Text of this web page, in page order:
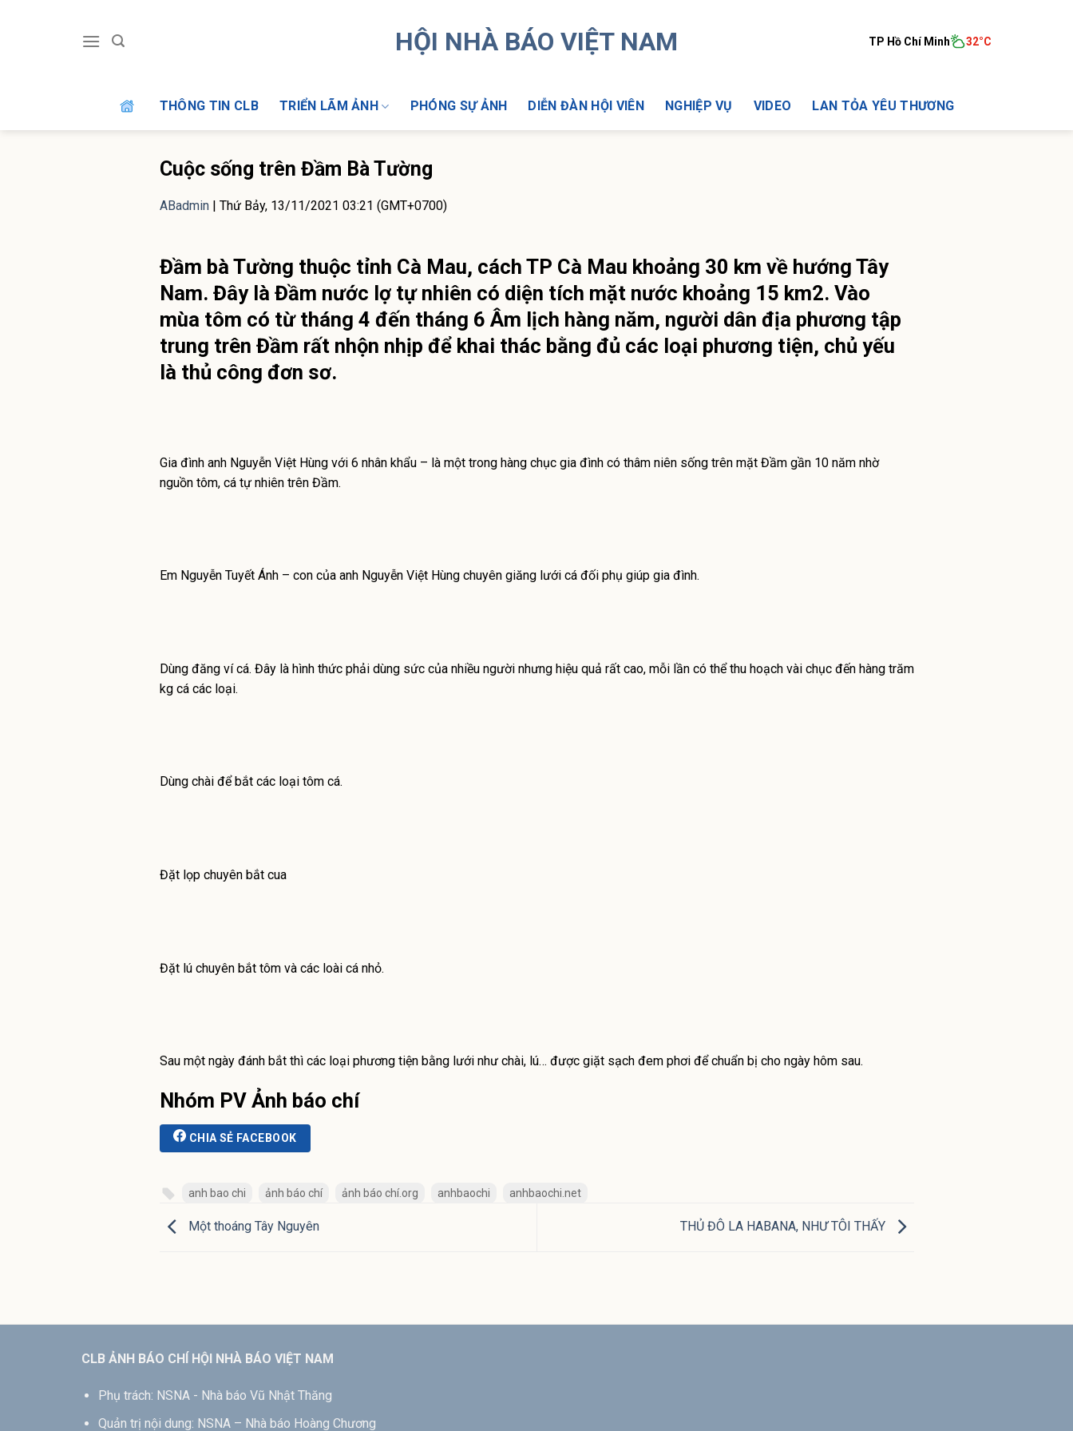
HỘI NHÀ BÁO VIỆT NAM TP Hồ Chí Minh 32°C
THÔNG TIN CLB TRIỂN LÃM ẢNH PHÓNG SỰ ẢNH DIỄN ĐÀN HỘI VIÊN NGHIỆP VỤ VIDEO LAN TỎA YÊU THƯƠNG
Cuộc sống trên Đầm Bà Tường
ABadmin| Thứ Bảy, 13/11/2021 03:21 (GMT+0700)
Đầm bà Tường thuộc tỉnh Cà Mau, cách TP Cà Mau khoảng 30 km về hướng Tây
Nam. Đây là Đầm nước lợ tự nhiên có diện tích mặt nước khoảng 15 km2. Vào
mùa tôm có từ tháng 4 đến tháng 6 Âm lịch hàng năm, người dân địa phương tập
trung trên Đầm rất nhộn nhịp để khai thác bằng đủ các loại phương tiện, chủ yếu
là thủ công đơn sơ.
Gia đình anh Nguyễn Việt Hùng với 6 nhân khẩu – là một trong hàng chục gia đình có thâm niên sống trên mặt Đầm gần 10 năm nhờ
nguồn tôm, cá tự nhiên trên Đầm.
Em Nguyễn Tuyết Ánh – con của anh Nguyễn Việt Hùng chuyên giăng lưới cá đối phụ giúp gia đình.
Dùng đăng ví cá. Đây là hình thức phải dùng sức của nhiều người nhưng hiệu quả rất cao, mỗi lần có thể thu hoạch vài chục đến hàng trăm
kg cá các loại.
Dùng chài để bắt các loại tôm cá.
Đặt lọp chuyên bắt cua
Đặt lú chuyên bắt tôm và các loài cá nhỏ.
Sau một ngày đánh bắt thì các loại phương tiện bằng lưới như chài, lú… được giặt sạch đem phơi để chuẩn bị cho ngày hôm sau.
Nhóm PV Ảnh báo chí
CHIA SẺ FACEBOOK
anh bao chi ảnh báo chí ảnh báo chí.org anhbaochi anhbaochi.net
Một thoáng Tây Nguyên THỦ ĐÔ LA HABANA, NHƯ TÔI THẤY
CLB ẢNH BÁO CHÍ HỘI NHÀ BÁO VIỆT NAM
Phụ trách: NSNA - Nhà báo Vũ Nhật Thăng
Quản trị nội dung: NSNA – Nhà báo Hoàng Chương